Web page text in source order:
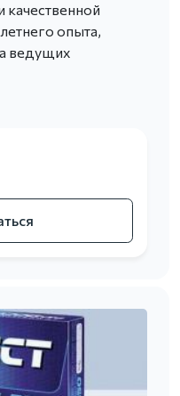
качественной
опыта,
ведущих